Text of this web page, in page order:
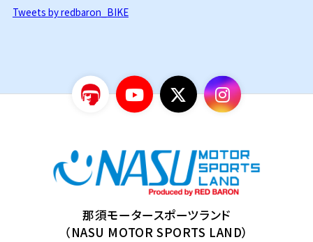
Tweets by redbaron_BIKE
那須モータースポーツランド
（NASU MOTOR SPORTS LAND）